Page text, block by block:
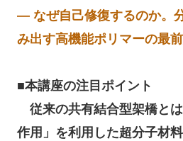
― なぜ自己修復するのか。
み出す高機能ポリマーの最
■本講座の注目ポイント
従来の共有結合型架橋と
作用」を利用した超分子材